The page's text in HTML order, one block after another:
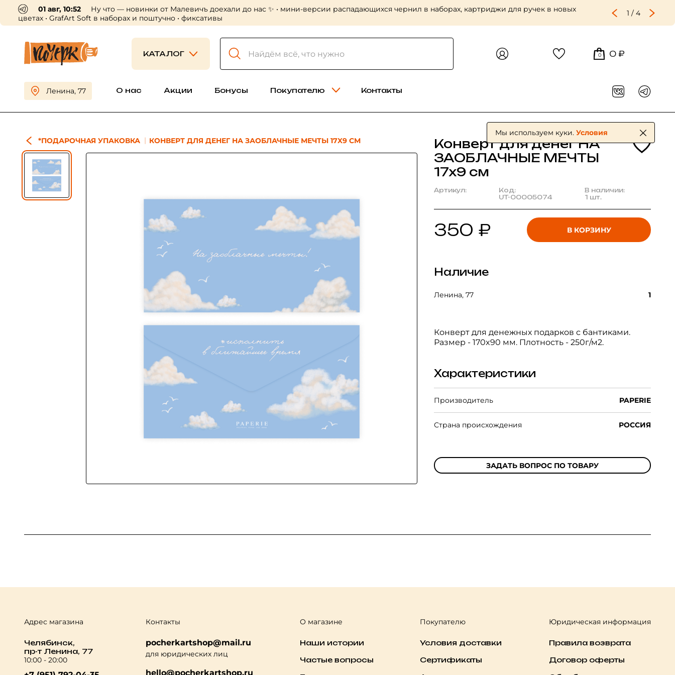
01 авг, 10:52
Ну что — новинки от Малевичъ доехали до нас ✨ • мини-версии распадающихся чернил в наборах, картриджи для ручек в новых
цветах • GrafArt Soft в наборах и поштучно • фиксативы
1 / 4
КАТАЛОГ 0 0 ₽
Ленина, 77 О нас Акции Бонусы Покупателю Контакты
*ПОДАРОЧНАЯ УПАКОВКА КОНВЕРТ ДЛЯ ДЕНЕГ НА ЗАОБЛАЧНЫЕ МЕЧТЫ 17X9 СМ
Конверт для денег НА
ЗАОБЛАЧНЫЕ МЕЧТЫ
17x9 см
Артикул:
Код:
UT-00005074
В наличии:
1 шт.
350 ₽ В КОРЗИНУ
Наличие
Ленина, 77 1
Конверт для денежных подарков с бантиками.
Размер - 170x90 мм. Плотность - 250г/м2.
Характеристики
Производитель PAPERIE
Страна происхождения РОССИЯ
ЗАДАТЬ ВОПРОС ПО ТОВАРУ
Адрес магазина
Челябинск,
пр-т Ленина, 77
10:00 - 20:00
Контакты
pocherkartshop@mail.ru
для юридических лиц
hello@pocherkartshop.ru
О магазине
Наши истории
Частые вопросы
Покупателю
Условия доставки
Сертификаты
Юридическая информация
Правила возврата
Договор оферты
Мы используем куки. Условия